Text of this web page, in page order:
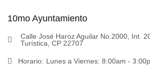
10mo Ayuntamiento
Calle José Haroz Aguilar No.2000, Int.
Turística, CP 22707
Horario: Lunes a Viernes: 8:00am -